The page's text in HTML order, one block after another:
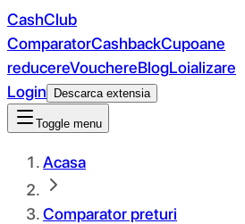
CashClub
ComparatorCashbackCupoane
reducereVouchereBlogLoializare
Login
Descarca extensia
Toggle menu
Acasa
Comparator preturi